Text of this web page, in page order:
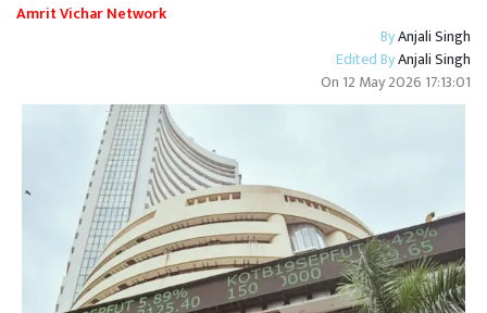
Amrit Vichar Network
ByAnjali Singh
Edited ByAnjali Singh
On 12 May 2026 17:13:01